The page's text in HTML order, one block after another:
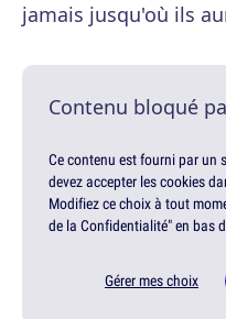
jamais jusqu'où ils
Contenu bloqué
Ce contenu est fourni par un
devez accepter les cookies
Modifiez ce choix à tout
de la Confidentialité" en bas
Gérer mes choix